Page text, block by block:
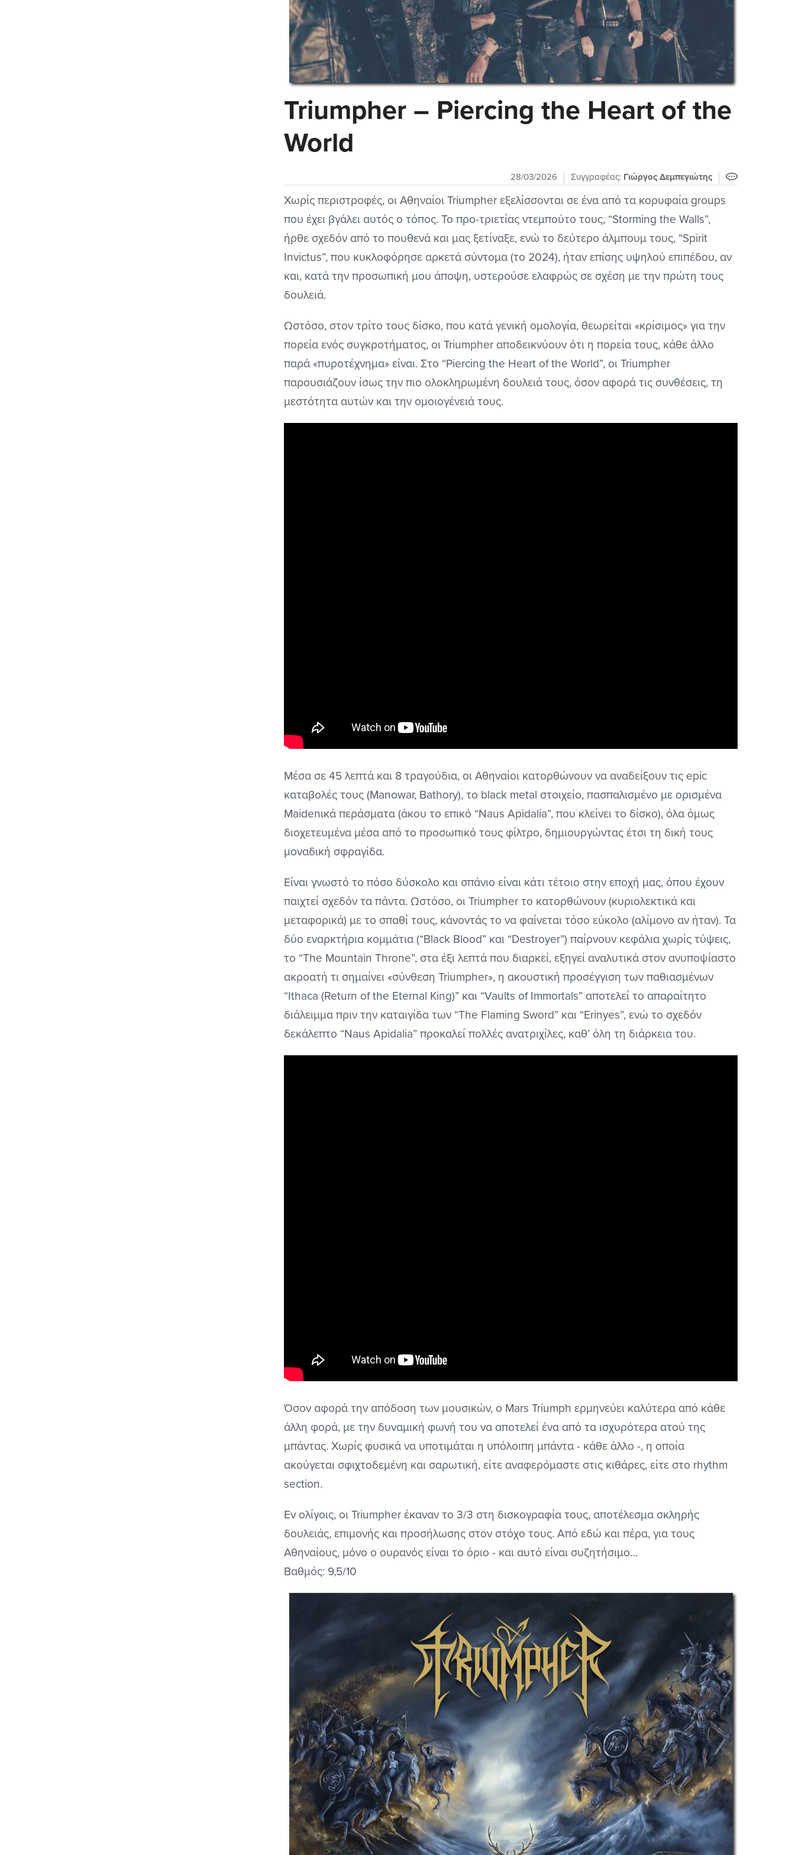
Triumpher – Piercing the Heart of the
World
28/03/2026 Συγγραφέας: Γιώργος Δεμπεγιώτης
Χωρίς περιστροφές, οι Αθηναίοι Triumpher εξελίσσονται σε ένα από τα κορυφαία groups
που έχει βγάλει αυτός ο τόπος. Το προ-τριετίας ντεμπούτο τους, “Storming the Walls”,
ήρθε σχεδόν από το πουθενά και μας ξετίναξε, ενώ το δεύτερο άλμπουμ τους, “Spirit
Invictus”, που κυκλοφόρησε αρκετά σύντομα (τo 2024), ήταν επίσης υψηλού επιπέδου, αν
και, κατά την προσωπική μου άποψη, υστερούσε ελαφρώς σε σχέση με την πρώτη τους
δουλειά.
Ωστόσο, στον τρίτο τους δίσκο, που κατά γενική ομολογία, θεωρείται «κρίσιμος» για την
πορεία ενός συγκροτήματος, οι Triumpher αποδεικνύουν ότι η πορεία τους, κάθε άλλο
παρά «πυροτέχνημα» είναι. Στο “Piercing the Heart of the World”, οι Triumpher
παρουσιάζουν ίσως την πιο ολοκληρωμένη δουλειά τους, όσον αφορά τις συνθέσεις, τη
μεστότητα αυτών και την ομοιογένειά τους.
Μέσα σε 45 λεπτά και 8 τραγούδια, οι Αθηναίοι κατορθώνουν να αναδείξουν τις epic
καταβολές τους (Manowar, Bathory), το black metal στοιχείο, πασπαλισμένο με ορισμένα
Maidenικά περάσματα (άκου το επικό “Naus Apidalia”, που κλείνει το δίσκο), όλα όμως
διοχετευμένα μέσα από το προσωπικό τους φίλτρο, δημιουργώντας έτσι τη δική τους
μοναδική σφραγίδα.
Είναι γνωστό το πόσο δύσκολο και σπάνιο είναι κάτι τέτοιο στην εποχή μας, όπου έχουν
παιχτεί σχεδόν τα πάντα. Ωστόσο, οι Triumpher το κατορθώνουν (κυριολεκτικά και
μεταφορικά) με το σπαθί τους, κάνοντάς το να φαίνεται τόσο εύκολο (αλίμονο αν ήταν). Τα
δύο εναρκτήρια κομμάτια (“Black Blood” και “Destroyer”) παίρνουν κεφάλια χωρίς τύψεις,
το “The Mountain Throne”, στα έξι λεπτά που διαρκεί, εξηγεί αναλυτικά στον ανυποψίαστο
ακροατή τι σημαίνει «σύνθεση Triumpher», η ακουστική προσέγγιση των παθιασμένων
“Ithaca (Return of the Eternal King)” και “Vaults of Immortals” αποτελεί το απαραίτητο
διάλειμμα πριν την καταιγίδα των “The Flaming Sword” και “Erinyes”, ενώ το σχεδόν
δεκάλεπτο “Naus Apidalia” προκαλεί πολλές ανατριχίλες, καθ’ όλη τη διάρκεια του.
Όσον αφορά την απόδοση των μουσικών, ο Mars Triumph ερμηνεύει καλύτερα από κάθε
άλλη φορά, με την δυναμική φωνή του να αποτελεί ένα από τα ισχυρότερα ατού της
μπάντας. Χωρίς φυσικά να υποτιμάται η υπόλοιπη μπάντα - κάθε άλλο -, η οποία
ακούγεται σφιχτοδεμένη και σαρωτική, είτε αναφερόμαστε στις κιθάρες, είτε στο rhythm
section.
Εν ολίγοις, οι Triumpher έκαναν το 3/3 στη δισκογραφία τους, αποτέλεσμα σκληρής
δουλειάς, επιμονής και προσήλωσης στον στόχο τους. Από εδώ και πέρα, για τους
Αθηναίους, μόνο ο ουρανός είναι το όριο - και αυτό είναι συζητήσιμο…
Βαθμός: 9,5/10